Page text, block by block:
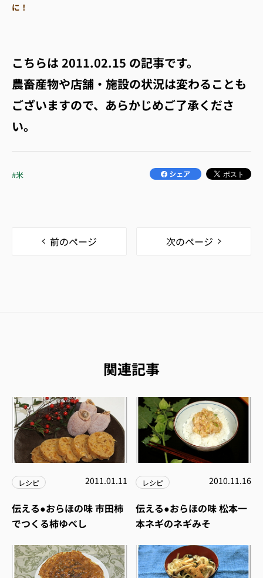
に！
こちらは2011.02.15 の記事です。
農畜産物や店舗・施設の状況は変わることも
ございますので、あらかじめご了承くださ
い。
#米
前のページ 次のページ
関連記事
レシピ 2011.01.11
伝える●おらほの味 市田柿
でつくる柿ゆべし
レシピ 2010.11.16
伝える●おらほの味 松本一
本ネギのネギみそ